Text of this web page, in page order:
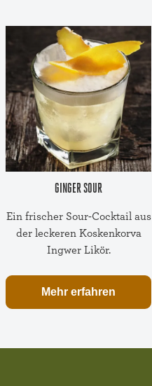
GINGER SOUR
Ein frischer Sour-Cocktail aus
der leckeren Koskenkorva
Ingwer Likör.
Mehr erfahren